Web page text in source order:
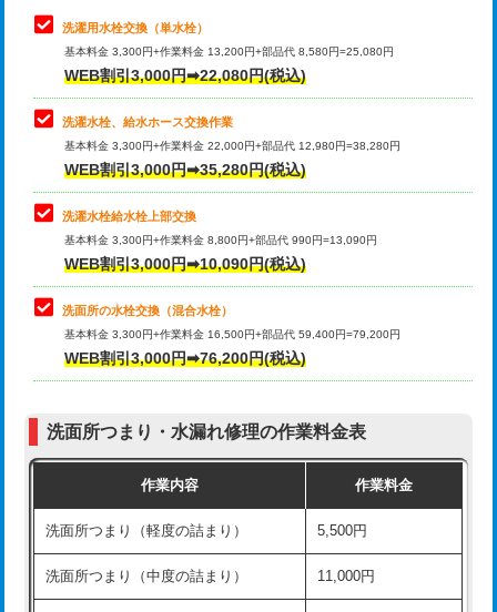
給水管工事※（ライニング鋼管・銅
管・ポリ管・HT管使用/3ｍ超え)
排水管工事（土の掘削・埋め戻し作
業）
排水管工事（排水管工事/3ｍまで） 55,000円
排水管工事（追加 排水管工事/3ｍ超
え）
マス交換（土の掘削・埋め戻し作業）
マス交換（深さ50㎝未満）
マス交換（深さ50㎝以上）
モルタル補修（厚さ10㎝まで） 27,500円
モルタル補修（厚さ10㎝超え） 38,500円
洗面台設置 38,500円
理・調整・分解・加工など（中作業）
止水・漏水調査・防水処理・清掃・修
理・調整・分解・加工など（重作業）
33,000円
キッチンタンク脱着
その他部品の脱着
交換・取付（タンク）
交換・取付(単水栓（壁付・デッキ
式）)
交換・取付(混合水栓（壁付・デッキ
式・ワンホール）)
16,500円+材料費
（P/S/ポップアップ））
交換・取付（その他部品） 11,000円+材料費
持込商品取付（単水栓） 13,200円
持込商品取付（混合水栓） 16,500円
持込商品取付（浄水器・分岐水栓） 16,500円
洗濯用水栓交換（単水栓）
基本料金 3,300円+作業料金 13,200円+部品代 8,580円=25,080円
WEB割引3,000円➡22,080円(税込)
洗濯水栓、給水ホース交換作業
基本料金 3,300円+作業料金 22,000円+部品代 12,980円=38,280円
WEB割引3,000円➡35,280円(税込)
洗濯水栓給水栓上部交換
基本料金 3,300円+作業料金 8,800円+部品代 990円=13,090円
WEB割引3,000円➡10,090円(税込)
洗面所の水栓交換（混合水栓）
基本料金 3,300円+作業料金 16,500円+部品代 59,400円=79,200円
WEB割引3,000円➡76,200円(税込)
洗面所つまり・水漏れ修理の作業料金表
作業内容 作業料金
洗面所つまり（軽度の詰まり） 5,500円
洗面所つまり（中度の詰まり） 11,000円